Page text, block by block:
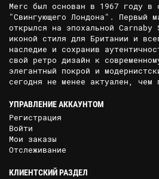
Merc был основан в 1967 году в
"Свингующего Лондона". Первый
открылся на эпохальной
иконой стиля для Британии и
наследие и сохранив
свой ретро дизайн к
элегантный покрой и
сегодня не менее актуален, чем
УПРАВЛЕНИЕ АККАУНТОМ
Регистрация
Войти
Мои заказы
Отслеживание
КЛИЕНТСКИЙ РАЗДЕЛ